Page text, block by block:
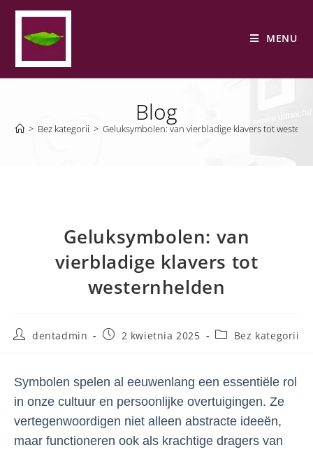
MENU
Blog
> Bez kategorii > Geluksymbolen: van vierbladige klavers tot
Geluksymbolen: van
vierbladige klavers tot
westernhelden
dentadmin 2 kwietnia 2025 Bez kategorii
Symbolen spelen al eeuwenlang een essentiële rol
in onze cultuur en persoonlijke overtuigingen. Ze
vertegenwoordigen niet alleen abstracte ideeën,
maar functioneren ook als krachtige dragers van